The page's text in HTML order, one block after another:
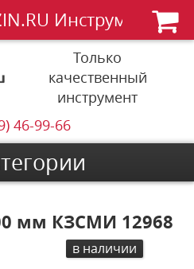
Инструменты
Только
качественный
инструмент
46-99-66
мм КЗСМИ 12968
в наличии